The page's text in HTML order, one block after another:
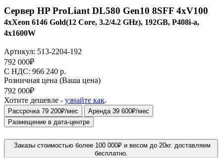
Сервер HP ProLiant DL580 Gen10 8SFF 4xV100
4xXeon 6146 Gold(12 Core, 3.2/4.2 GHz), 192GB, P408i-a,
4x1600W
Артикул: 513-2204-192
792 000₽
C НДС: 966 240 р.
Розничная цена (Ваша цена)
792 000₽
Хотите дешевле - узнайте как.
Рассрочка 79 200₽/мес
Аренда 39 600₽/мес
Размещение в дата-центре
Заказы стоимостью более 100 000₽ и весом до 20кг. доставляем
бесплатно.